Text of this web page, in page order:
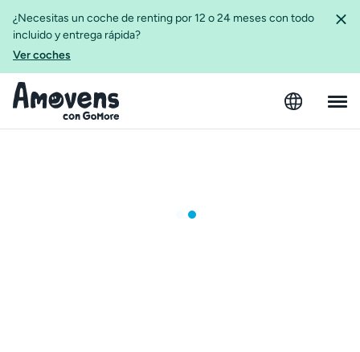
¿Necesitas un coche de renting por 12 o 24 meses con todo
incluido y entrega rápida?
Ver coches